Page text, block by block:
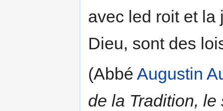
avec led roit et la
Dieu, sont des
(Abbé Augustin
de la Tradition,